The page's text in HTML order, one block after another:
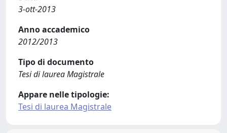
3-ott-2013
Anno accademico
2012/2013
Tipo di documento
Tesi di laurea Magistrale
Appare nelle tipologie:
Tesi di laurea Magistrale